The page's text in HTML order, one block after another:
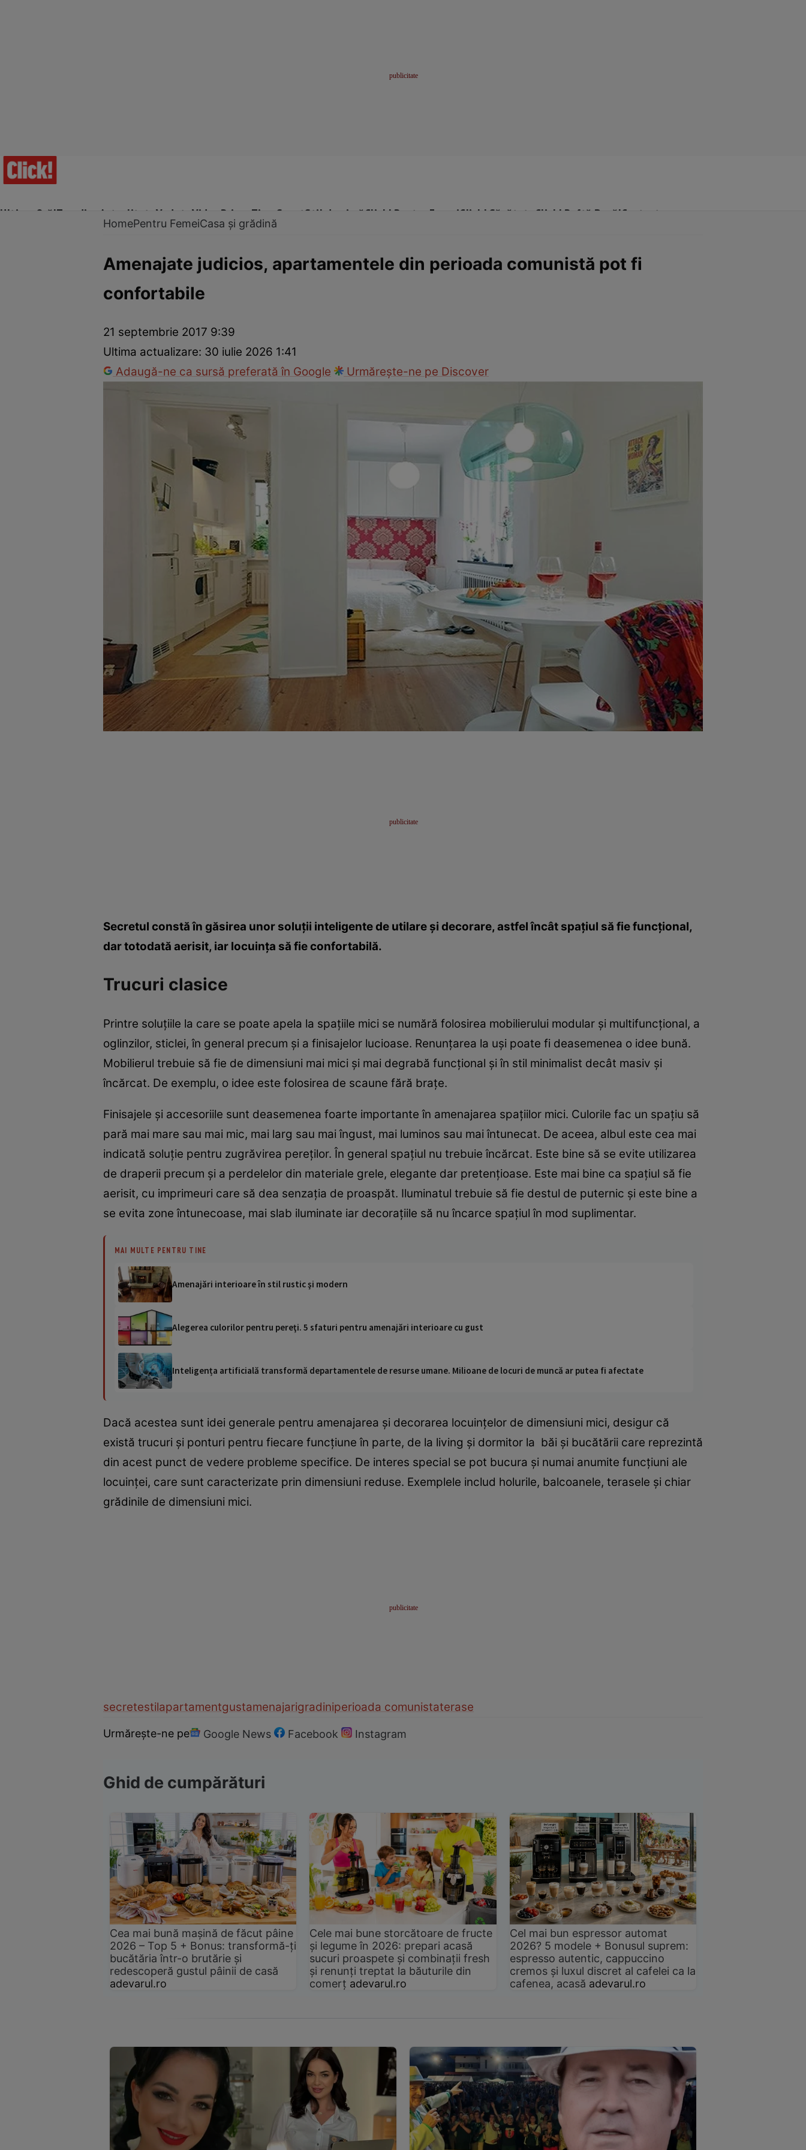
Ultima Oră!Trending Actualitate Vedete Video Prime Time SportStil de viațăClick! Pentru FemeiClick! Sănătate Click! Poftă Bună!Contact
Dezvoltare personalăÎngrijire personalăCasă și grădină
HomePentru FemeiCasa și grădină
Amenajate judicios, apartamentele din perioada comunistă pot fi
confortabile
21 septembrie 2017 9:39
Ultima actualizare: 30 iulie 2026 1:41
Adaugă-ne ca sursă preferată în Google
Urmărește-ne pe Discover
Secretul constă în găsirea unor soluţii inteligente de utilare şi decorare, astfel încât spaţiul să fie funcţional,
dar totodată aerisit, iar locuinţa să fie confortabilă.
Trucuri clasice
Printre soluţiile la care se poate apela la spaţiile mici se numără folosirea mobilierului modular şi multifuncţional, a
oglinzilor, sticlei, în general precum şi a finisajelor lucioase. Renunţarea la uşi poate fi deasemenea o idee bună.
Mobilierul trebuie să fie de dimensiuni mai mici şi mai degrabă funcţional şi în stil minimalist decât masiv şi
încărcat. De exemplu, o idee este folosirea de scaune fără braţe.
Finisajele şi accesoriile sunt deasemenea foarte importante în amenajarea spaţiilor mici. Culorile fac un spaţiu să
pară mai mare sau mai mic, mai larg sau mai îngust, mai luminos sau mai întunecat. De aceea, albul este cea mai
indicată soluţie pentru zugrăvirea pereţilor. În general spaţiul nu trebuie încărcat. Este bine să se evite utilizarea
de draperii precum şi a perdelelor din materiale grele, elegante dar pretenţioase. Este mai bine ca spaţiul să fie
aerisit, cu imprimeuri care să dea senzaţia de proaspăt. Iluminatul trebuie să fie destul de puternic şi este bine a
se evita zone întunecoase, mai slab iluminate iar decoraţiile să nu încarce spaţiul în mod suplimentar.
MAI MULTE PENTRU TINE
Amenajări interioare în stil rustic şi modern
Alegerea culorilor pentru pereţi. 5 sfaturi pentru amenajări interioare cu gust
Inteligența artificială transformă departamentele de resurse umane. Milioane de locuri de muncă ar putea fi afectate
Dacă acestea sunt idei generale pentru amenajarea şi decorarea locuinţelor de dimensiuni mici, desigur că
există trucuri şi ponturi pentru fiecare funcţiune în parte, de la living şi dormitor la băi şi bucătării care reprezintă
din acest punct de vedere probleme specifice. De interes special se pot bucura şi numai anumite funcţiuni ale
locuinţei, care sunt caracterizate prin dimensiuni reduse. Exemplele includ holurile, balcoanele, terasele şi chiar
grădinile de dimensiuni mici.
secretestilapartamentgustamenajarigradiniperioada comunistaterase
Urmărește-ne pe Google News Facebook Instagram
Ghid de cumpărături
Cea mai bună mașină de făcut pâine
2026 – Top 5 + Bonus: transformă-ți
bucătăria într-o brutărie și
redescoperă gustul pâinii de casă
adevarul.ro
Cele mai bune storcătoare de fructe
și legume în 2026: prepari acasă
sucuri proaspete și combinații fresh
și renunți treptat la băuturile din
comerț adevarul.ro
Cel mai bun espressor automat
2026? 5 modele + Bonusul suprem:
espresso autentic, cappuccino
cremos și luxul discret al cafelei ca la
cafenea, acasă adevarul.ro